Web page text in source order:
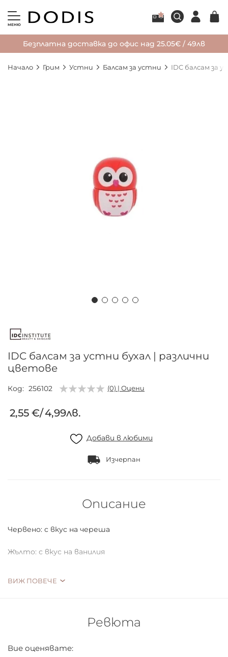
МЕНЮ
Безплатна доставка до офис над 25.05€ / 49лв
Начало Грим Устни Балсам за устни IDC балсам за
началото
галерия
със
снимки
IDC балсам за устни бухал | различни
цветове
Код 256102 (0) | Оцени
2,55 €/4,99лв.
Добави в любими
Изчерпан
Описание
Червено: с вкус на череша
Жълто: с вкус на ванилия
ВИЖ ПОВЕЧЕ
Ревюта
Вие оценявате: